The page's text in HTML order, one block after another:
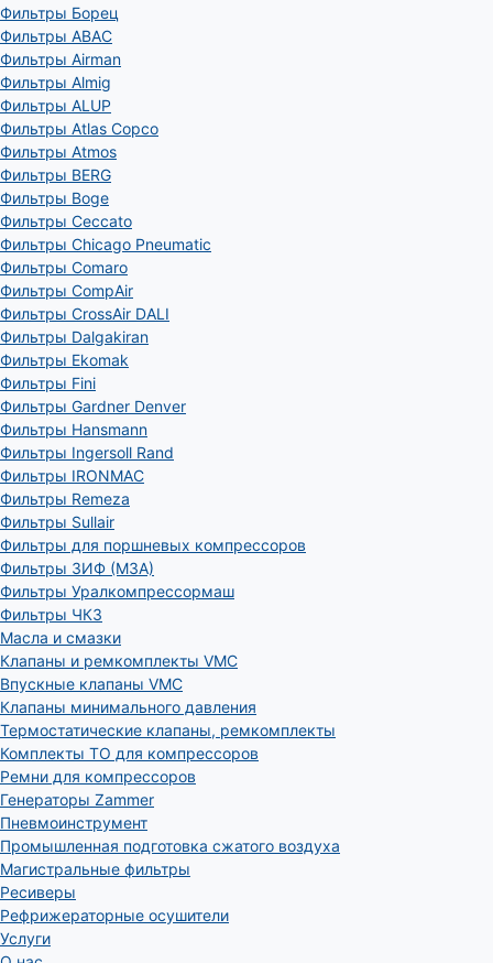
Фильтры Борец
Фильтры ABAC
Фильтры Airman
Фильтры Almig
Фильтры ALUP
Фильтры Atlas Copco
Фильтры Atmos
Фильтры BERG
Фильтры Boge
Фильтры Ceccato
Фильтры Chicago Pneumatic
Фильтры Comaro
Фильтры CompAir
Фильтры CrossAir DALI
Фильтры Dalgakiran
Фильтры Ekomak
Фильтры Fini
Фильтры Gardner Denver
Фильтры Hansmann
Фильтры Ingersoll Rand
Фильтры IRONMAC
Фильтры Remeza
Фильтры Sullair
Фильтры для поршневых компрессоров
Фильтры ЗИФ (МЗА)
Фильтры Уралкомпрессормаш
Фильтры ЧКЗ
Масла и смазки
Клапаны и ремкомплекты VMC
Впускные клапаны VMC
Клапаны минимального давления
Термостатические клапаны, ремкомплекты
Комплекты ТО для компрессоров
Ремни для компрессоров
Генераторы Zammer
Пневмоинструмент
Промышленная подготовка сжатого воздуха
Магистральные фильтры
Ресиверы
Рефрижераторные осушители
Услуги